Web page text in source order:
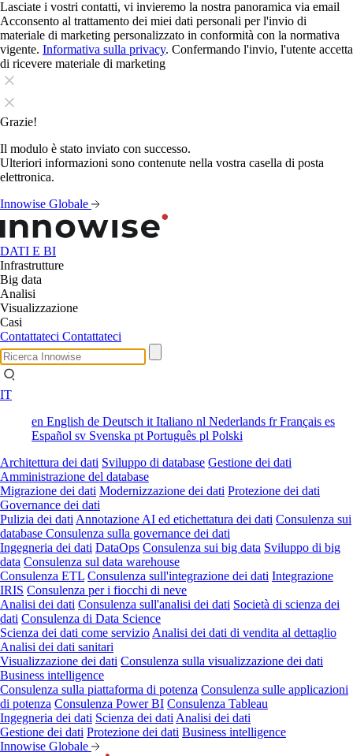
Lasciate i vostri contatti, vi invieremo la nostra panoramica via email
Acconsento al trattamento dei miei dati personali per l'invio di
materiale di marketing personalizzato in conformità con la normativa
vigente. Informativa sulla privacy. Confermando l'invio, l'utente accetta
di ricevere materiale di marketing
Grazie!
Il modulo è stato inviato con successo.
Ulteriori informazioni sono contenute nella vostra casella di posta
elettronica.
Innowise Globale
DATI E BI
Infrastrutture
Big data
Analisi
Visualizzazione
Casi
Contattateci Contattateci
IT
en English de Deutsch it Italiano nl Nederlands frFrançais es
Español sv Svenska pt Português pl Polski
Architettura dei dati Sviluppo di database Gestione dei dati
Amministrazione del database
Migrazione dei dati Modernizzazione dei dati Protezione dei dati
Governance dei dati
Pulizia dei dati Annotazione AI ed etichettatura dei dati Consulenza sui
database Consulenza sulla governance dei dati
Ingegneria dei dati DataOps Consulenza sui big data Sviluppo di big
data Consulenza sul data warehouse
Consulenza ETL Consulenza sull'integrazione dei dati Integrazione
IRIS Consulenza per i fiocchi di neve
Analisi dei dati Consulenza sull'analisi dei dati Società di scienza dei
dati Consulenza di Data Science
Scienza dei dati come servizio Analisi dei dati di vendita al dettaglio
Analisi dei dati sanitari
Visualizzazione dei dati Consulenza sulla visualizzazione dei dati
Business intelligence
Consulenza sulla piattaforma di potenza Consulenza sulle applicazioni
di potenza Consulenza Power BI Consulenza Tableau
Ingegneria dei dati Scienza dei dati Analisi dei dati
Gestione dei dati Protezione dei dati Business intelligence
Innowise Globale